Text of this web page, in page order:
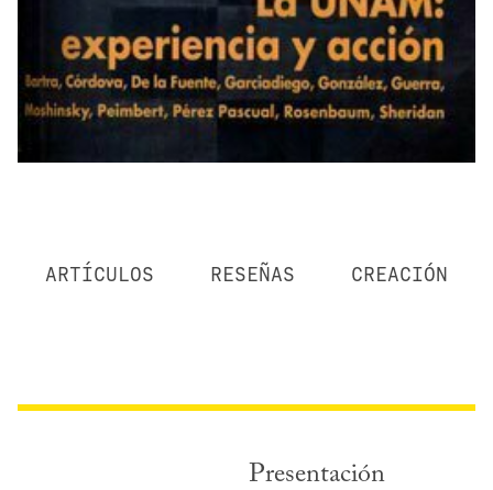
ARTÍCULOS RESEÑAS CREACIÓN
Presentación